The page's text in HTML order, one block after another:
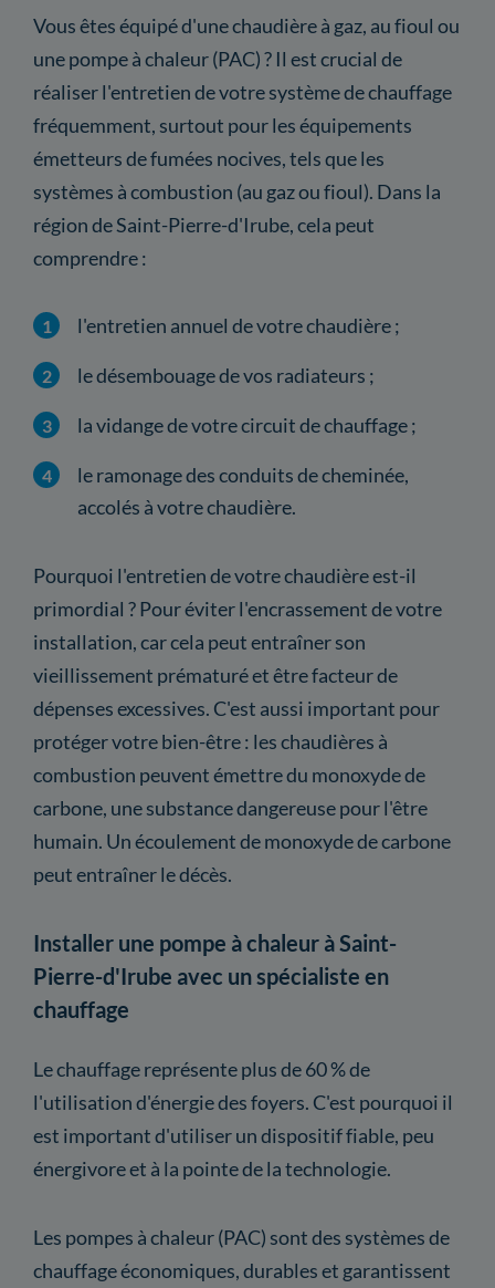
Vous êtes équipé d'une chaudière à gaz, au fioul ou
une pompe à chaleur (PAC) ? Il est crucial de
réaliser l'entretien de votre système de chauffage
fréquemment, surtout pour les équipements
émetteurs de fumées nocives, tels que les
systèmes à combustion (au gaz ou fioul). Dans la
région de Saint-Pierre-d'Irube, cela peut
comprendre :
l'entretien annuel de votre chaudière ;
le désembouage de vos radiateurs ;
la vidange de votre circuit de chauffage ;
le ramonage des conduits de cheminée,
accolés à votre chaudière.
Pourquoi l'entretien de votre chaudière est-il
primordial ? Pour éviter l'encrassement de votre
installation, car cela peut entraîner son
vieillissement prématuré et être facteur de
dépenses excessives. C'est aussi important pour
protéger votre bien-être : les chaudières à
combustion peuvent émettre du monoxyde de
carbone, une substance dangereuse pour l'être
humain. Un écoulement de monoxyde de carbone
peut entraîner le décès.
Installer une pompe à chaleur à Saint-
Pierre-d'Irube avec un spécialiste en
chauffage
Le chauffage représente plus de 60 % de
l'utilisation d'énergie des foyers. C'est pourquoi il
est important d'utiliser un dispositif fiable, peu
énergivore et à la pointe de la technologie.
Les pompes à chaleur (PAC) sont des systèmes de
chauffage économiques, durables et garantissent